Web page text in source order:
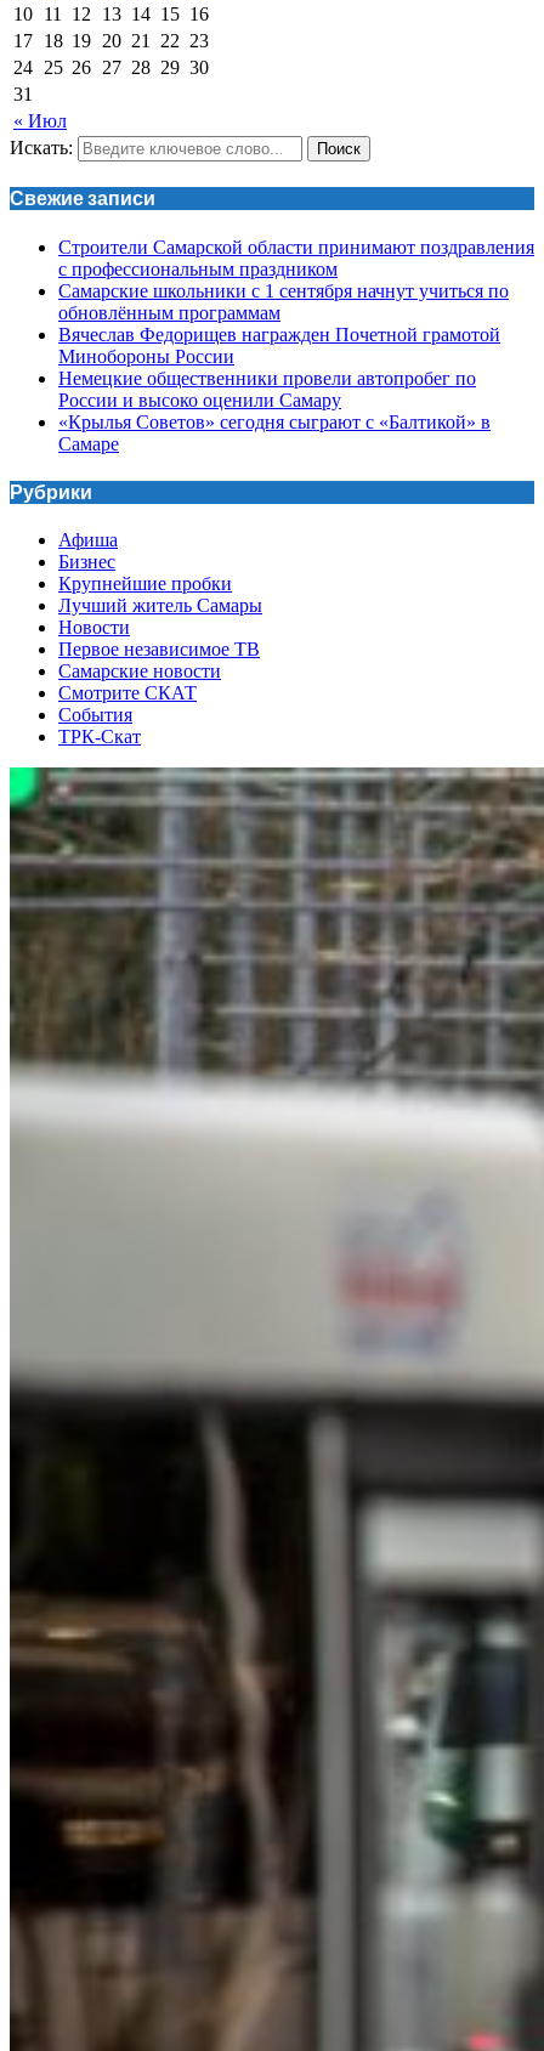
« Июл
10 11 12 13 14 15 16
17 18 19 20 21 22 23
24 25 26 27 28 29 30
31
Искать: Поиск
Свежие записи
Строители Самарской области принимают поздравления
с профессиональным праздником
Самарские школьники с 1 сентября начнут учиться по
обновлённым программам
Вячеслав Федорищев награжден Почетной грамотой
Минобороны России
Немецкие общественники провели автопробег по
России и высоко оценили Самару
«Крылья Советов» сегодня сыграют с «Балтикой» в
Самаре
Рубрики
Афиша
Бизнес
Крупнейшие пробки
Лучший житель Самары
Новости
Первое независимое ТВ
Самарские новости
Смотрите СКАТ
События
ТРК-Скат